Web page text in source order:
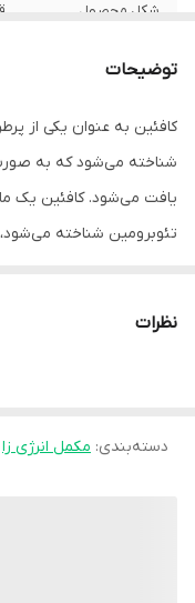
شکل محصول
توضیحات
کافئین به عنوان یکی از
شناخته می‌شود که به
یافت می‌شود. کافئین یک
تئوبرومین شناخته
تمرینات سنگین بدنسازی
‌ای محلول در آب، به
نظرات
دسته‌بندی: مکمل انرژی زا